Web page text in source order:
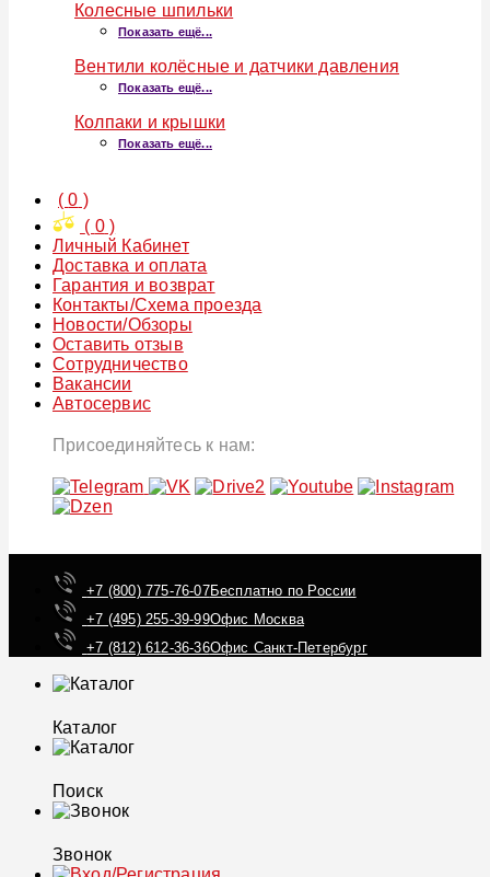
Колесные шпильки
Показать ещё...
Вентили колёсные и датчики давления
Показать ещё...
Колпаки и крышки
Показать ещё...
(0 )
( 0)
Личный Кабинет
Доставка и оплата
Гарантия и возврат
Контакты/Схема проезда
Новости/Обзоры
Оставить отзыв
Сотрудничество
Вакансии
Автосервис
Присоединяйтесь к нам:
+7 (800) 775-76-07Бесплатно по России
+7 (495) 255-39-99Офис Москва
+7 (812) 612-36-36Офис Санкт-Петербург
Каталог
Поиск
Звонок